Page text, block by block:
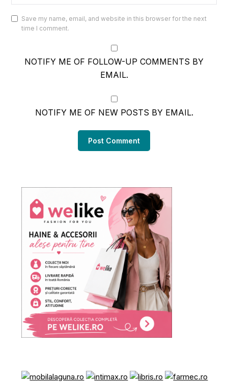
Save my name, email, and website in this browser for the next
time I comment.
NOTIFY ME OF FOLLOW-UP COMMENTS BY
EMAIL.
NOTIFY ME OF NEW POSTS BY EMAIL.